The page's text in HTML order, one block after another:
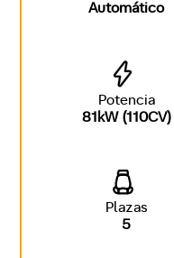
Automático
Potencia
81kW (110CV)
Plazas
5